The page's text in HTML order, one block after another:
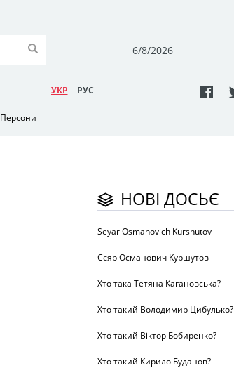
6/8/2026
УКР РУC
Персони
НОВІ ДОСЬЄ
Seyar Osmanovich Kurshutov
Сєяр Османович Куршутов
Хто така Тетяна Кагановська?
Хто такий Володимир Цибулько?
Хто такий Віктор Бобиренко?
Хто такий Кирило Буданов?